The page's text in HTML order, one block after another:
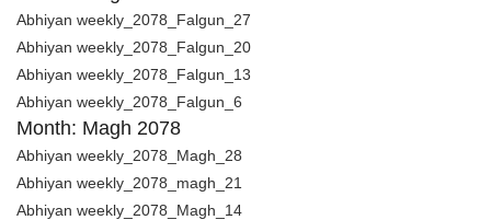
Abhiyan weekly_2078_Falgun_27
Abhiyan weekly_2078_Falgun_20
Abhiyan weekly_2078_Falgun_13
Abhiyan weekly_2078_Falgun_6
Month: Magh 2078
Abhiyan weekly_2078_Magh_28
Abhiyan weekly_2078_magh_21
Abhiyan weekly_2078_Magh_14